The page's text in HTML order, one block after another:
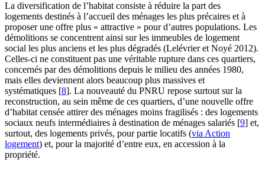
La diversification de l’habitat consiste à réduire la part des
logements destinés à l’accueil des ménages les plus précaires et à
proposer une offre plus « attractive » pour d’autres populations. Les
démolitions se concentrent ainsi sur les immeubles de logement
social les plus anciens et les plus dégradés (Lelévrier et Noyé 2012).
Celles-ci ne constituent pas une véritable rupture dans ces quartiers,
concernés par des démolitions depuis le milieu des années 1980,
mais elles deviennent alors beaucoup plus massives et
systématiques [8]. La nouveauté du PNRU repose surtout sur la
reconstruction, au sein même de ces quartiers, d’une nouvelle offre
d’habitat censée attirer des ménages moins fragilisés : des logements
sociaux neufs intermédiaires à destination de ménages salariés [9] et,
surtout, des logements privés, pour partie locatifs (via Action
logement) et, pour la majorité d’entre eux, en accession à la
propriété.